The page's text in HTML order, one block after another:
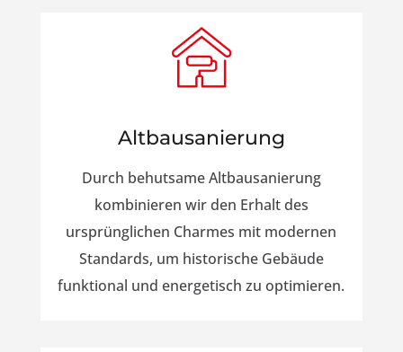
Altbausanierung
Durch behutsame Altbausanierung
kombinieren wir den Erhalt des
ursprünglichen Charmes mit modernen
Standards, um historische Gebäude
funktional und energetisch zu optimieren.